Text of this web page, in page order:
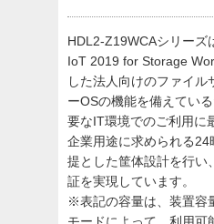
HDL2-Z19WCAシリーズ
IoT 2019 for Storage
した法人向けのファイ
ーOSの機能を備えてい
要なIT環境でのご利用に
企業用途に求められる
提とした筐体設計を行い
証を実現しています。
※表記の容量は、装置容